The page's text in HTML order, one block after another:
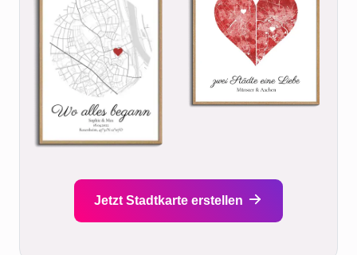
Jetzt Stadtkarte erstellen